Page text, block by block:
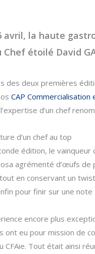
avril, la haute
étoilé David
des deux premières
CAP
d’un chef
d’un chef au top
édition, le
agrémenté d’œufs de
en conservant un
pour finir sur une
encore plus
ont eu pour mission de
CFAie. Tout était ainsi